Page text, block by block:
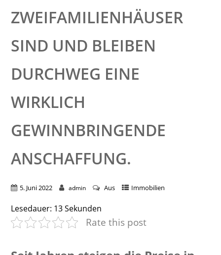
ZWEIFAMILIENHÄUSER
SIND UND BLEIBEN
DURCHWEG EINE
WIRKLICH
GEWINNBRINGENDE
ANSCHAFFUNG.
5. Juni 2022 admin Aus Immobilien
Lesedauer: 13Sekunden
Rate this post